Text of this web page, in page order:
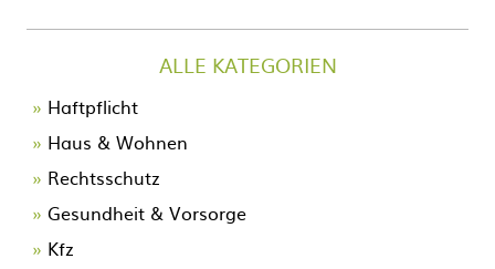
ALLE KATEGORIEN
Navigation
überspringen
Haftpflicht
Haus & Wohnen
Rechtsschutz
Gesundheit & Vorsorge
Kfz